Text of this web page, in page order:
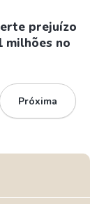
prejuízo
milhões no
Próxima